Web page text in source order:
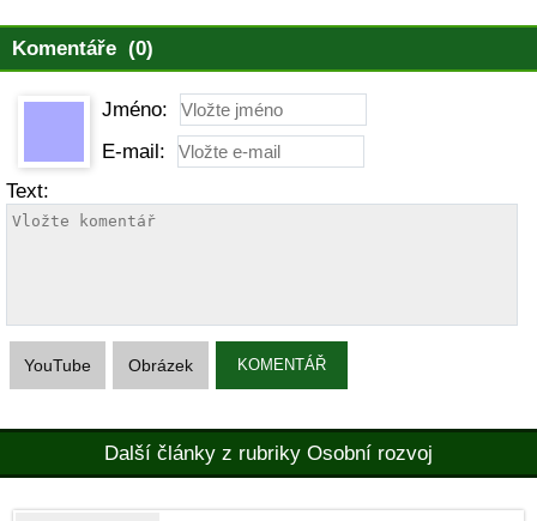
Komentáře (0)
Jméno:
E-mail:
Text:
YouTube Obrázek KOMENTÁŘ
Další články z rubriky Osobní rozvoj